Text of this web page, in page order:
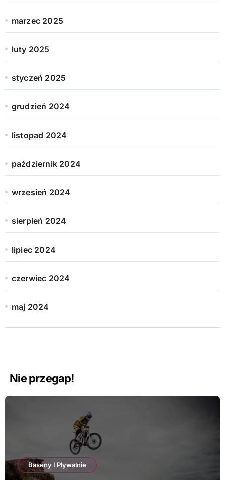
marzec 2025
luty 2025
styczeń 2025
grudzień 2024
listopad 2024
październik 2024
wrzesień 2024
sierpień 2024
lipiec 2024
czerwiec 2024
maj 2024
Nie przegap!
Baseny I Pływalnie